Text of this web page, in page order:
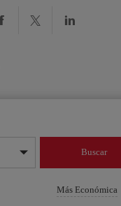
Buscar
Más Económica